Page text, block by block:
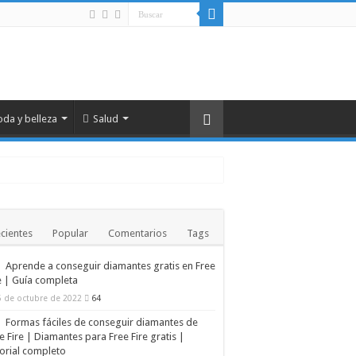
y belleza Salud
humana
Popular Comentarios Tags
Aprende a conseguir diamantes gratis en Free
| Guía completa
de octubre de 2022 64
Formas fáciles de conseguir diamantes de
Fire | Diamantes para Free Fire gratis |
completo